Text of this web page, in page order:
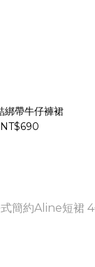
綁帶牛仔褲裙
NT$690